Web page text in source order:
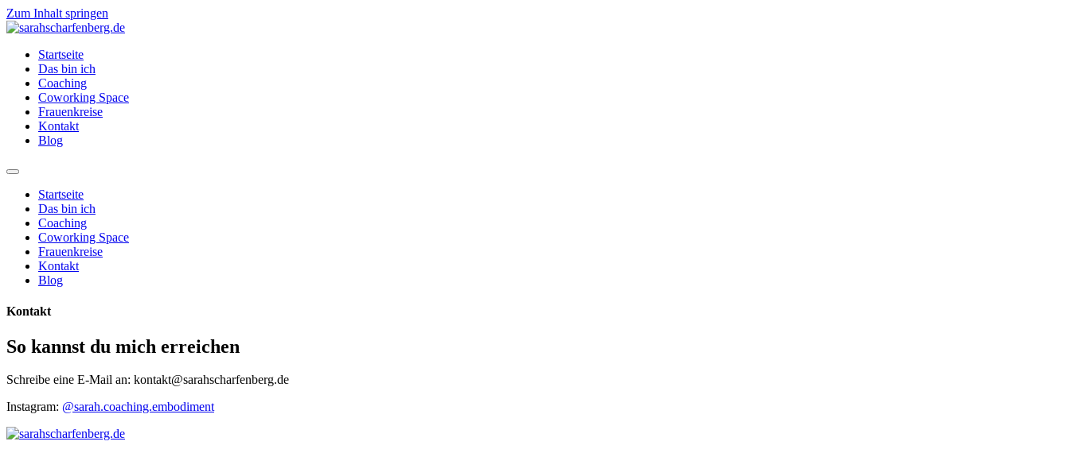
Zum Inhalt springen
Startseite
Das bin ich
Coaching
Coworking Space
Frauenkreise
Kontakt
Blog
Startseite
Das bin ich
Coaching
Coworking Space
Frauenkreise
Kontakt
Blog
Kontakt
So kannst du mich erreichen
Schreibe eine E-Mail an: kontakt@sarahscharfenberg.de
Instagram: @sarah.coaching.embodiment